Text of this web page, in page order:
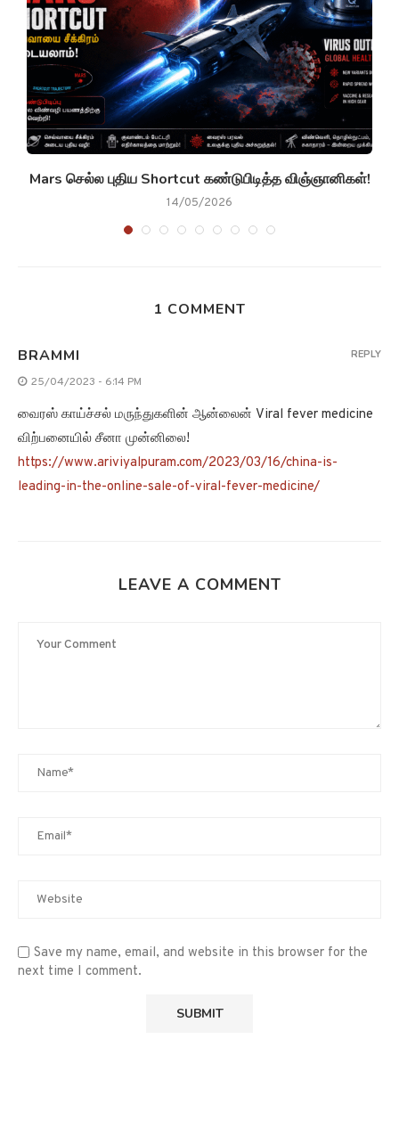
Mars செல்ல புதிய Shortcut கண்டுபிடித்த விஞ்ஞானிகள்!
14/05/2026
1 COMMENT
BRAMMI
25/04/2023 - 6:14 PM
வைரஸ் காய்ச்சல் மருந்துகளின் ஆன்லைன் Viral fever medicine
விற்பனையில் சீனா முன்னிலை!
https://www.ariviyalpuram.com/2023/03/16/china-is-
leading-in-the-online-sale-of-viral-fever-medicine/
REPLY
LEAVE A COMMENT
Save my name, email, and website in this browser for the
next time I comment.